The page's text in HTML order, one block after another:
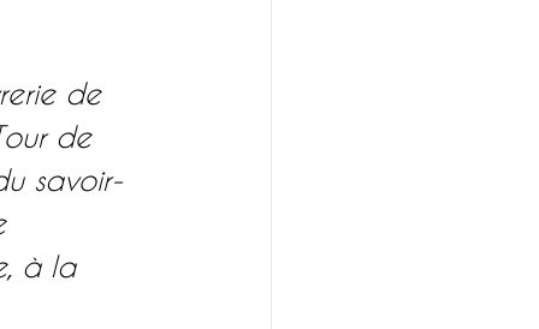
de
de
savoir-
à la